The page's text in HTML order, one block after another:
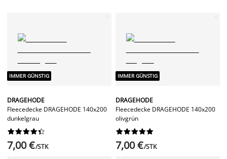
IMMER GÜNSTIG
DRAGEHODE
Fleecedecke DRAGEHODE 140x200
dunkelgrau






7,00 €/STK
IMMER GÜNSTIG
DRAGEHODE
Fleecedecke DRAGEHODE 140x200
olivgrün






7,00 €/STK